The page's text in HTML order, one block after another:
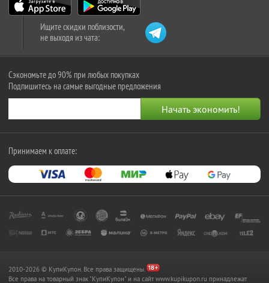
Ищите скидки поблизости,
не выходя из чата:
Сэкономьте до 90% при любых покупках
Подпишитесь на самые выгодные предложения
Принимаем к оплате:
2010-2026 © КупиКупон. Все права защищены.
Все права на товарный знак "КупиКупон" и на сайт www.kupikupon.ru принадлежат